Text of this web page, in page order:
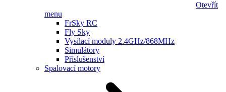
Otevřít
menu
FrSky RC
Fly Sky
Vysílací moduly 2.4GHz/868MHz
Simulátory
Příslušenství
Spalovací motory